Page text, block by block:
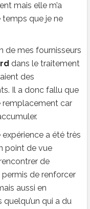
mais elle m’a
que je ne
de mes fournisseurs
dans le traitement
des
Il a donc fallu que
remplacement car
a été très
point de vue
de
permis de renforcer
aussi en
qui a du